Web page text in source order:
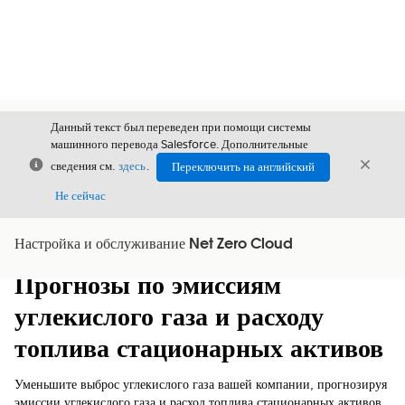
Закрыть
Данный текст был переведен при помощи системы
машинного перевода Salesforce. Дополнительные
сведения см. здесь.
Переключить на английский
Не сейчас
Настройка и обслуживание Net Zero Cloud
Показать содержание
Содержание
Прогнозы по эмиссиям
углекислого газа и расходу
топлива стационарных активов
Уменьшите выброс углекислого газа вашей компании, прогнозируя